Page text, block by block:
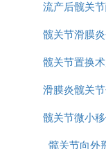
流产后髋关
办
髋关节滑膜
麻吗
髋关节置换
凝
滑膜炎髋关
髋关节微小
髋关节向外